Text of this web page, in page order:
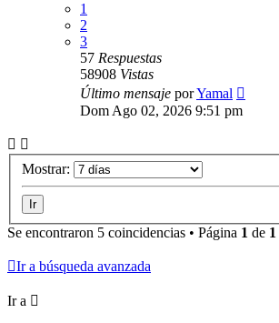
1
2
3
57 Respuestas
58908 Vistas
Último mensaje porYamal
Dom Ago 02, 2026 9:51 pm
Mostrar:
Se encontraron 5 coincidencias • Página 1 de 1
Ir a búsqueda avanzada
Ir a